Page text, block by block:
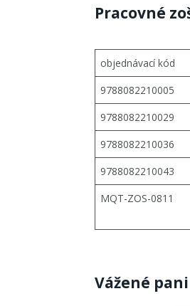
Pracovné
objednávací kód
9788082210005
9788082210029
9788082210036
9788082210043
MQT-ZOS-0811
Vážené